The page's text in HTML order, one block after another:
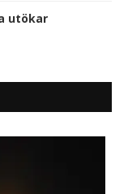
utökar